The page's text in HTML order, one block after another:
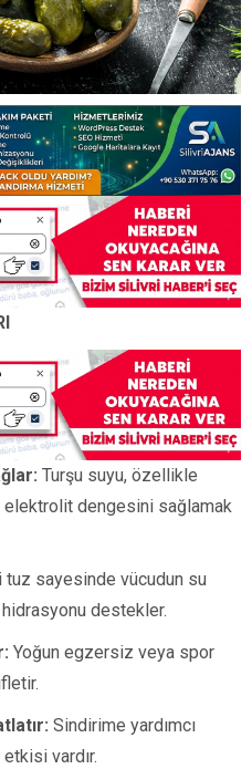
Turşu suyu, özellikle
dengesini sağlamak
tuz sayesinde vücudun su
destekler.
Yoğun egzersiz veya spor
Sindirime yardımcı
vardır.